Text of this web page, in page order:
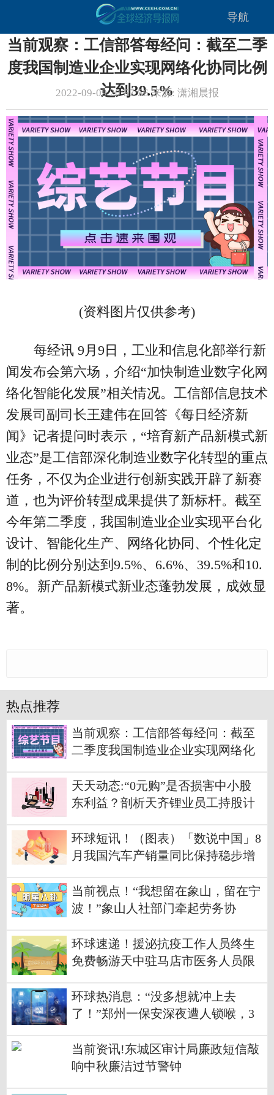
导航
当前观察：工信部答每经问：截至二季
度我国制造业企业实现网络化协同比例
达到39.5%
2022-09-09 20:57:56 来源: 潇湘晨报
(资料图片仅供参考)
每经讯 9月9日，工业和信息化部举行新
闻发布会第六场，介绍“加快制造业数字化网
络化智能化发展”相关情况。工信部信息技术
发展司副司长王建伟在回答《每日经济新
闻》记者提问时表示，“培育新产品新模式新
业态”是工信部深化制造业数字化转型的重点
任务，不仅为企业进行创新实践开辟了新赛
道，也为评价转型成果提供了新标杆。截至
今年第二季度，我国制造业企业实现平台化
设计、智能化生产、网络化协同、个性化定
制的比例分别达到9.5%、6.6%、39.5%和10.
8%。新产品新模式新业态蓬勃发展，成效显
著。
热点推荐
当前观察：工信部答每经问：截至
二季度我国制造业企业实现网络化
天天动态:“0元购”是否损害中小股
东利益？剖析天齐锂业员工持股计
环球短讯！（图表）「数说中国」8
月我国汽车产销量同比保持稳步增
当前视点！“我想留在象山，留在宁
波！”象山人社部门牵起劳务协
环球速递！援泌抗疫工作人员终生
免费畅游天中驻马店市医务人员限
环球热消息：“没多想就冲上去
了！”郑州一保安深夜遭人锁喉，3
当前资讯!东城区审计局廉政短信敲
响中秋廉洁过节警钟